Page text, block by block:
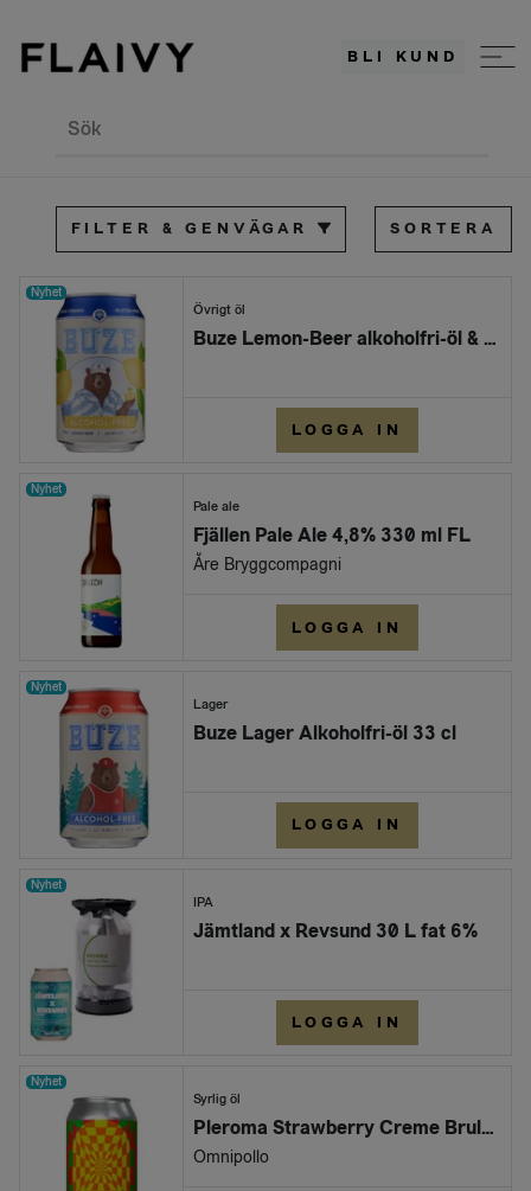
BLI KUND
Sök
FILTER & GENVÄGAR SORTERA
Nyhet
Övrigt öl
Buze Lemon-Beer alkoholfri-öl & glutenfri 33 CL
LOGGA IN
Nyhet
Pale ale
Fjällen Pale Ale 4,8% 330 ml FL
Åre Bryggcompagni
LOGGA IN
Nyhet
Lager
Buze Lager Alkoholfri-öl 33 cl
LOGGA IN
Nyhet
IPA
Jämtland x Revsund 30 L fat 6%
LOGGA IN
Nyhet
Syrlig öl
Pleroma Strawberry Creme Brulée Sour 6,0% (Burk 330ml)
Omnipollo